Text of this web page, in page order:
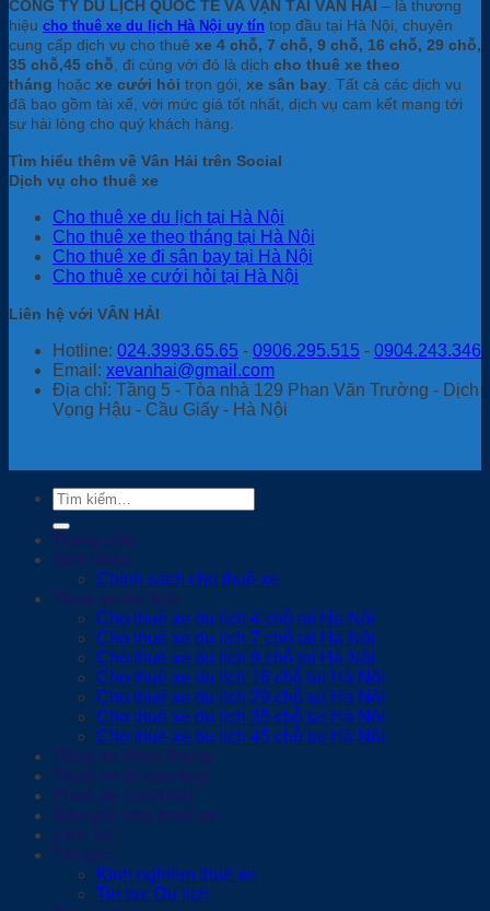
CÔNG TY DU LỊCH QUỐC TẾ VÀ VẬN TẢI VÂN HẢI – là thương
hiệu cho thuê xe du lịch Hà Nội uy tín top đầu tại Hà Nội, chuyên
cung cấp dịch vụ cho thuê xe 4 chỗ, 7 chỗ, 9 chỗ, 16 chỗ, 29 chỗ,
35 chỗ,45 chỗ , đi cùng với đó là dịch cho thuê xe theo
tháng hoặc xe cưới hỏi trọn gói, xe sân bay . Tất cả các dịch vụ
đã bao gồm tài xế, với mức giá tốt nhất, dịch vụ cam kết mang tới
sự hài lòng cho quý khách hàng.
Tìm hiểu thêm về Vân Hải trên Social
Dịch vụ cho thuê xe
Cho thuê xe du lịch tại Hà Nội
Cho thuê xe theo tháng tại Hà Nội
Cho thuê xe đi sân bay tại Hà Nội
Cho thuê xe cưới hỏi tại Hà Nội
Liên hệ với VÂN HẢI
Hotline: 024.3993.65.65 - 0906.295.515 - 0904.243.346
Email: xevanhai@gmail.com
Địa chỉ: Tầng 5 - Tòa nhà 129 Phan Văn Trường - Dịch
Vọng Hậu - Cầu Giấy - Hà Nội
Tìm
kiếm:
Trang chủ
Giới thiệu
Chính sách cho thuê xe
Thuê xe du lịch
Cho thuê xe du lịch 4 chỗ tại Hà Nội
Cho thuê xe du lịch 7 chỗ tại Hà Nội
Cho thuê xe du lịch 9 chỗ tại Hà Nội
Cho thuê xe du lịch 16 chỗ tại Hà Nội
Cho thuê xe du lịch 29 chỗ tại Hà Nội
Cho thuê xe du lịch 35 chỗ tại Hà Nội
Cho thuê xe du lịch 45 chỗ tại Hà Nội
Thuê xe theo tháng
Thuê xe đi sân bay
Thuê xe cưới hỏi
Báo giá cho thuê xe
Liên hệ
Tin tức
Kinh nghiệm thuê xe
Tin tức Du lịch